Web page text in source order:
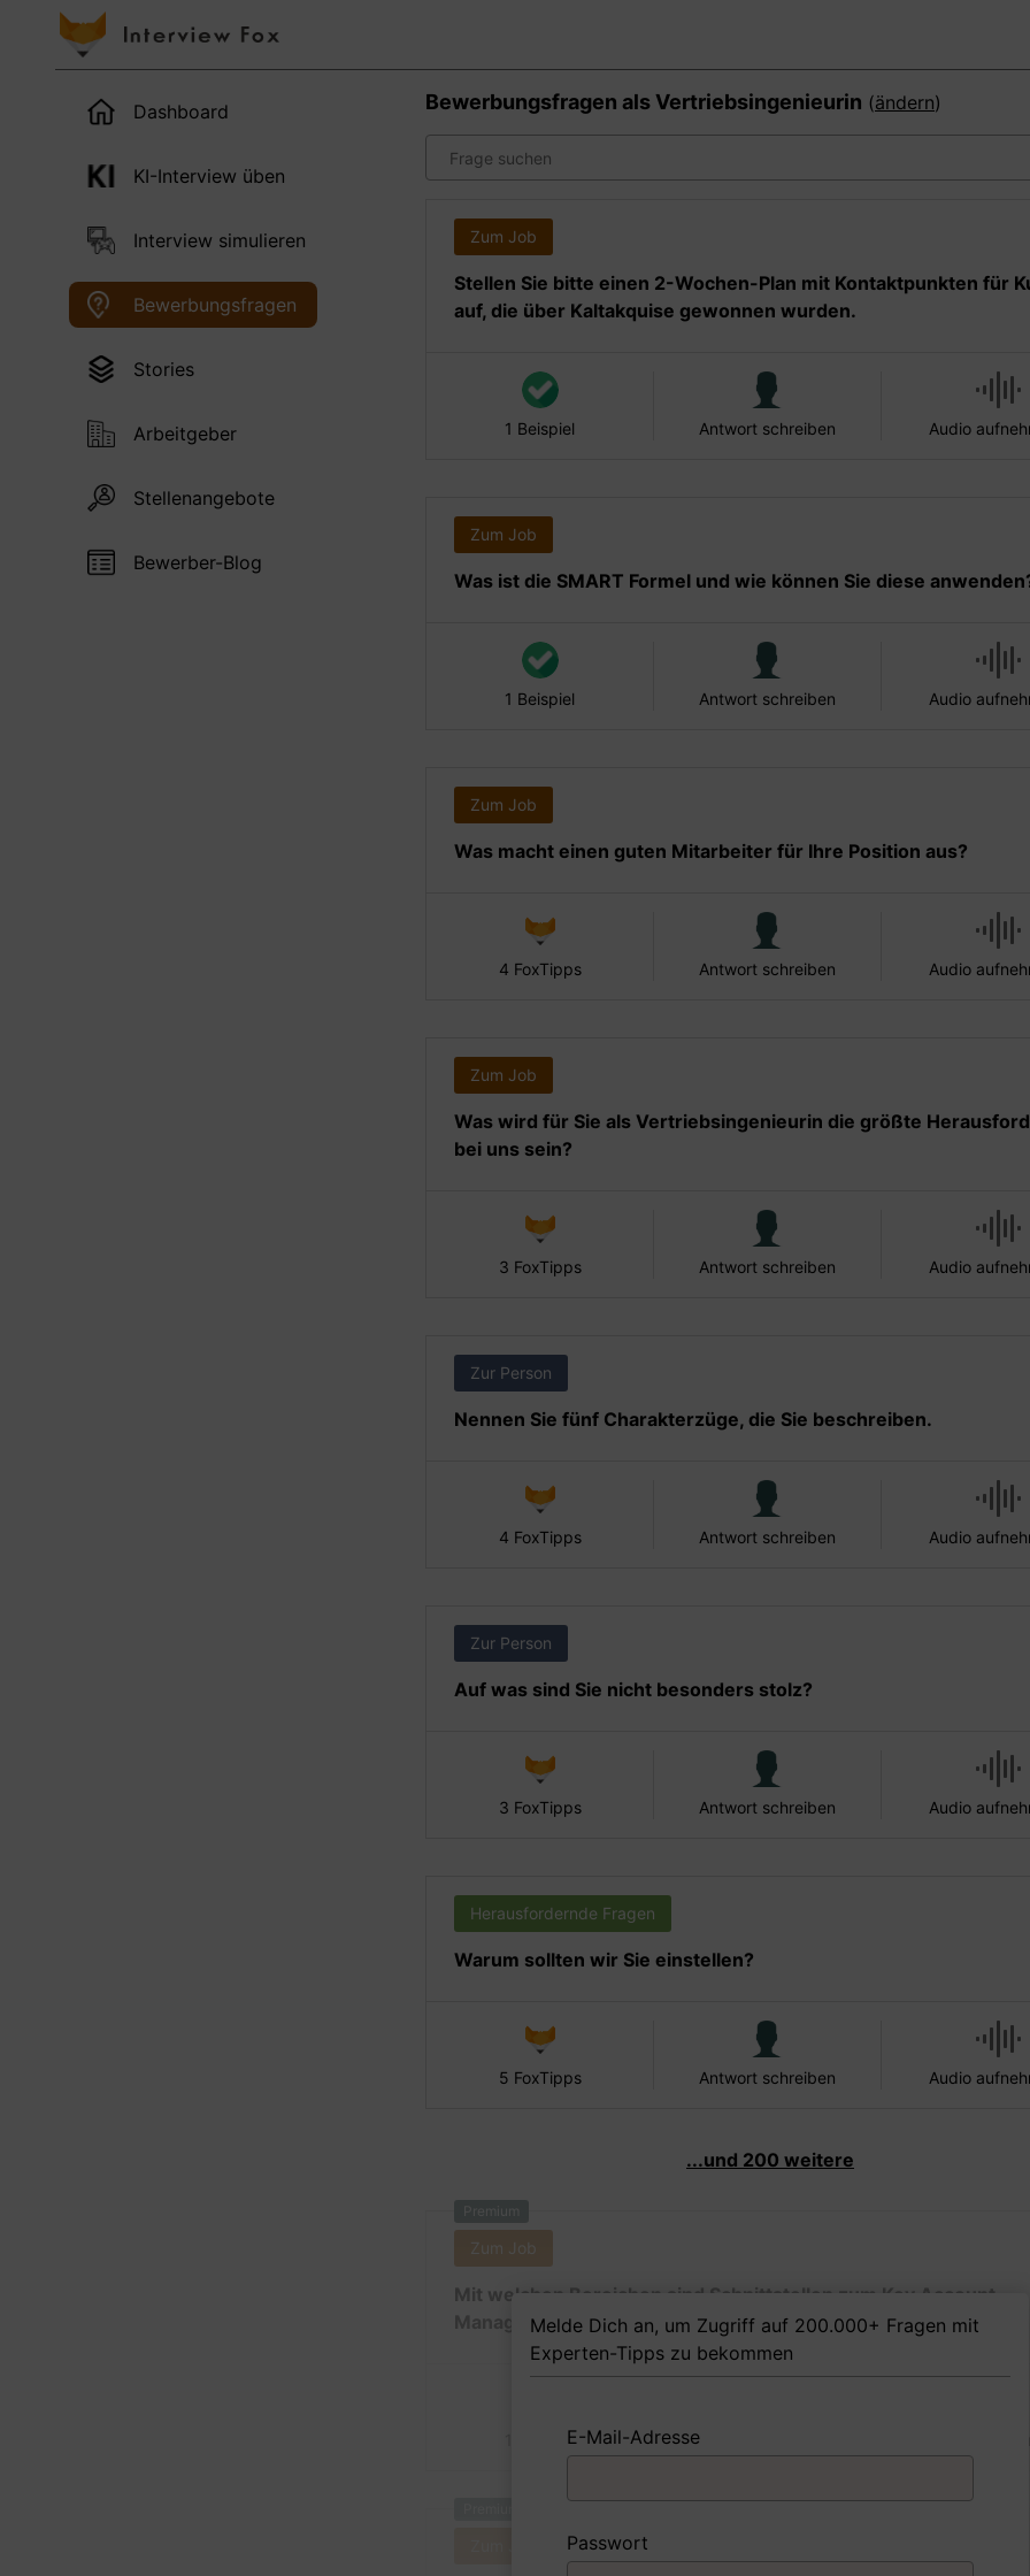
Dashboard
KI-Interview üben
Interview simulieren
Bewerbungsfragen
Stories
Arbeitgeber
Stellenangebote
Bewerber-Blog
Bewerbungsfragen alsVertriebsingenieurin (ändern)
Zum Job
Stellen Sie bitte einen 2-Wochen-Plan mit Kontaktpunkten für
auf, die über Kaltakquise gewonnen wurden.
1 Beispiel Antwort schreiben Audio
Zum Job
Was ist die SMART Formel und wie können Sie diese
1 Beispiel Antwort schreiben Audio
Zum Job
Was macht einen guten Mitarbeiter für Ihre Position aus?
4 FoxTipps Antwort schreiben Audio
Zum Job
Was wird für Sie als Vertriebsingenieurin die größte
bei uns sein?
3 FoxTipps Antwort schreiben Audio
Zur Person
Nennen Sie fünf Charakterzüge, die Sie beschreiben.
4 FoxTipps Antwort schreiben Audio
Zur Person
Auf was sind Sie nicht besonders stolz?
3 FoxTipps Antwort schreiben Audio
Herausfordernde Fragen
Warum sollten wir Sie einstellen?
5 FoxTipps Antwort schreiben Audio
...und 200 weitere
Premium
Zum Job
Mit welchen Bereichen sind Schnittstellen zum Key Account
Management wichtig?
1 Beispiel Antwort schreiben
Melde Dich an, um Zugriff auf 200.000+ Fragen mit
Experten-Tipps zu bekommen
E-Mail-Adresse
Passwort